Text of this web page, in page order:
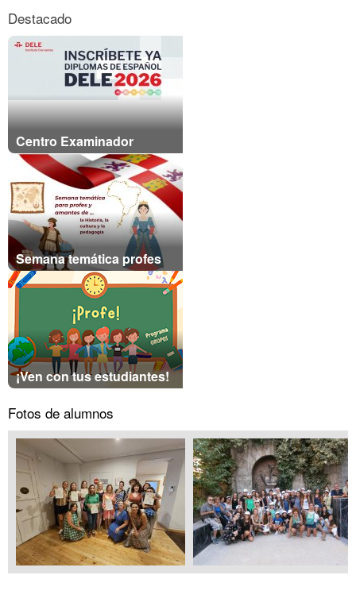
Destacado
Centro Examinador
Semana temática profes
¡Ven con tus estudiantes!
Fotos de alumnos